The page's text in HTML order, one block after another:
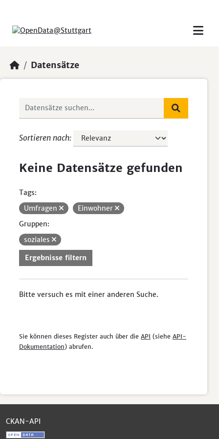
Datensätze
Sortieren nach
Keine Datensätze gefunden
Tags:
Umfragen
Einwohner
Gruppen:
soziales
Ergebnisse filtern
Bitte versuch es mit einer anderen Suche.
Sie können dieses Register auch über die API (siehe API-
Dokumentation) abrufen.
CKAN-API